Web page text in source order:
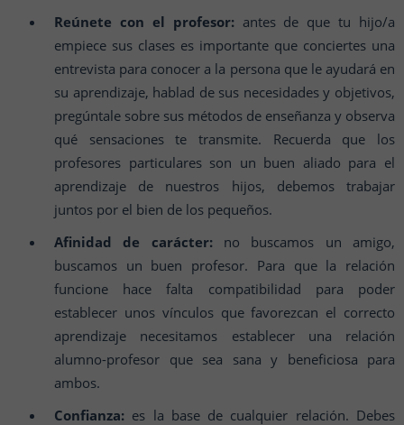
Reúnete con el profesor:antes de que tu hijo/a
empiece sus clases es importante que conciertes una
entrevista para conocer a la persona que le ayudará en
su aprendizaje, hablad de sus necesidades y objetivos,
pregúntale sobre sus métodos de enseñanza y observa
qué sensaciones te transmite. Recuerda que los
profesores particulares son un buen aliado para el
aprendizaje de nuestros hijos, debemos trabajar
juntos por el bien de los pequeños.
Afinidad de carácter:no buscamos un amigo,
buscamos un buen profesor. Para que la relación
funcione hace falta compatibilidad para poder
establecer unos vínculos que favorezcan el correcto
aprendizaje necesitamos establecer una relación
alumno-profesor que sea sana y beneficiosa para
ambos.
Confianza: es la base de cualquier relación. Debes